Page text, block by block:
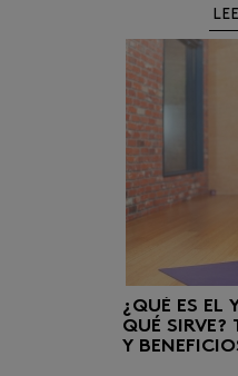
nuestra salud.
¿QUÉ ES EL
QUÉ SIRVE?
Y